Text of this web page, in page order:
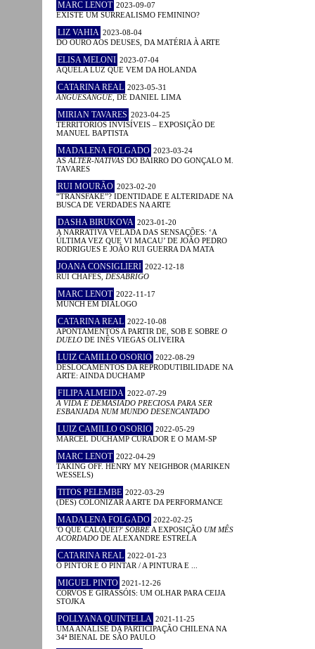
MARC LENOT 2023-09-07
EXISTE UM SURREALISMO FEMININO?
LIZ VAHIA 2023-08-04
DO OURO AOS DEUSES, DA MATÉRIA À ARTE
ELISA MELONI 2023-07-04
AQUELA LUZ QUE VEM DA HOLANDA
CATARINA REAL 2023-05-31
ANGUESÂNGUE, DE DANIEL LIMA
MIRIAN TAVARES 2023-04-25
TERRITÓRIOS INVISÍVEIS – EXPOSIÇÃO DE
MANUEL BAPTISTA
MADALENA FOLGADO 2023-03-24
ASALTER-NATIVAS DO BAIRRO DO GONÇALO M.
TAVARES
RUI MOURÃO 2023-02-20
“TRANSFAKE”? IDENTIDADE E ALTERIDADE NA
BUSCA DE VERDADES NA ARTE
DASHA BIRUKOVA 2023-01-20
A NARRATIVA VELADA DAS SENSAÇÕES: ‘A
ÚLTIMA VEZ QUE VI MACAU’ DE JOÃO PEDRO
RODRIGUES E JOÃO RUI GUERRA DA MATA
JOANA CONSIGLIERI 2022-12-18
RUI CHAFES, DESABRIGO
MARC LENOT 2022-11-17
MUNCH EM DIÁLOGO
CATARINA REAL 2022-10-08
APONTAMENTOS A PARTIR DE, SOB E SOBRE O
DUELO DE INÊS VIEGAS OLIVEIRA
LUIZ CAMILLO OSORIO 2022-08-29
DESLOCAMENTOS DA REPRODUTIBILIDADE NA
ARTE: AINDA DUCHAMP
FILIPA ALMEIDA 2022-07-29
A VIDA É DEMASIADO PRECIOSA PARA SER
ESBANJADA NUM MUNDO DESENCANTADO
LUIZ CAMILLO OSORIO 2022-05-29
MARCEL DUCHAMP CURADOR E O MAM-SP
MARC LENOT 2022-04-29
TAKING OFF. HENRY MY NEIGHBOR (MARIKEN
WESSELS)
TITOS PELEMBE 2022-03-29
(DES) COLONIZAR A ARTE DA PERFORMANCE
MADALENA FOLGADO 2022-02-25
'O QUE CALQUEI?' SOBREA EXPOSIÇÃO UM MÊS
ACORDADO DE ALEXANDRE ESTRELA
CATARINA REAL 2022-01-23
O PINTOR E O PINTAR / A PINTURA E ...
MIGUEL PINTO 2021-12-26
CORVOS E GIRASSÓIS: UM OLHAR PARA CEIJA
STOJKA
POLLYANA QUINTELLA 2021-11-25
UMA ANÁLISE DA PARTICIPAÇÃO CHILENA NA
34ª BIENAL DE SÃO PAULO